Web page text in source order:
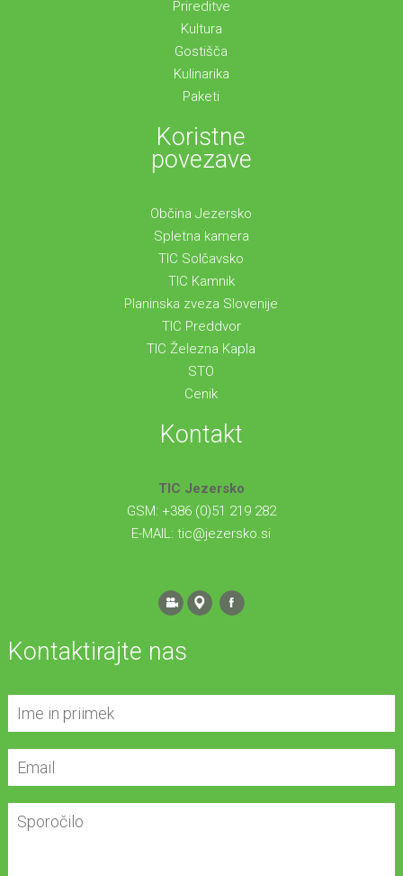
Prireditve
Kultura
Gostišča
Kulinarika
Paketi
Koristne
povezave
Občina Jezersko
Spletna kamera
TIC Solčavsko
TIC Kamnik
Planinska zveza Slovenije
TIC Preddvor
TIC Železna Kapla
STO
Cenik
Kontakt
TIC Jezersko
GSM: +386 (0)51 219 282
E-MAIL:tic@jezersko.si
Kontaktirajte nas